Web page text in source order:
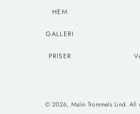
HEM
GALLERI
PRISER
© 2026, Malin Trommels Lind. All